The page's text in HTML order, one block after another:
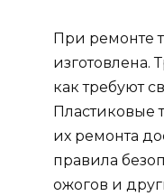
При ремонте
изготовлена.
как требуют
Пластиковые
их ремонта
правила
ожогов и